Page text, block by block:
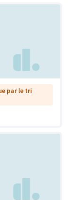
par le tri